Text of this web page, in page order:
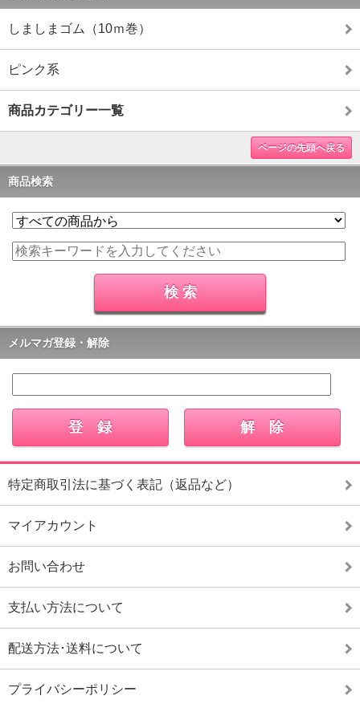
しましまゴム（10ｍ巻）
ピンク系
商品カテゴリー一覧
ページの先頭へ戻る
商品検索
メルマガ登録・解除
特定商取引法に基づく表記（返品など）
マイアカウント
お問い合わせ
支払い方法について
配送方法･送料について
プライバシーポリシー